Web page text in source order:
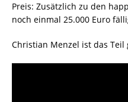
Preis: Zusätzlich zu den
noch einmal 25.000 Euro
Christian Menzel ist das Teil